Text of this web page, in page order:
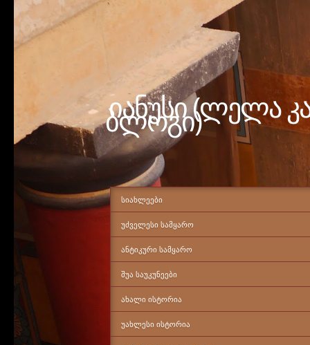
იანუსი (ლელა
ბლოგი)
ᲡᲘᲐᲮᲚᲔᲔᲑᲘ
ᲣᲫᲕᲔᲚᲔᲡᲘ ᲡᲐᲛᲧᲐᲠᲝ
ᲐᲜᲢᲘᲙᲣᲠᲘ ᲡᲐᲛᲧᲐᲠᲝ
ᲨᲣᲐ ᲡᲐᲣᲙᲣᲜᲔᲔᲑᲘ
ᲐᲮᲐᲚᲘ ᲘᲡᲢᲝᲠᲘᲐ
ᲣᲐᲮᲚᲔᲡᲘ ᲘᲡᲢᲝᲠᲘᲐ